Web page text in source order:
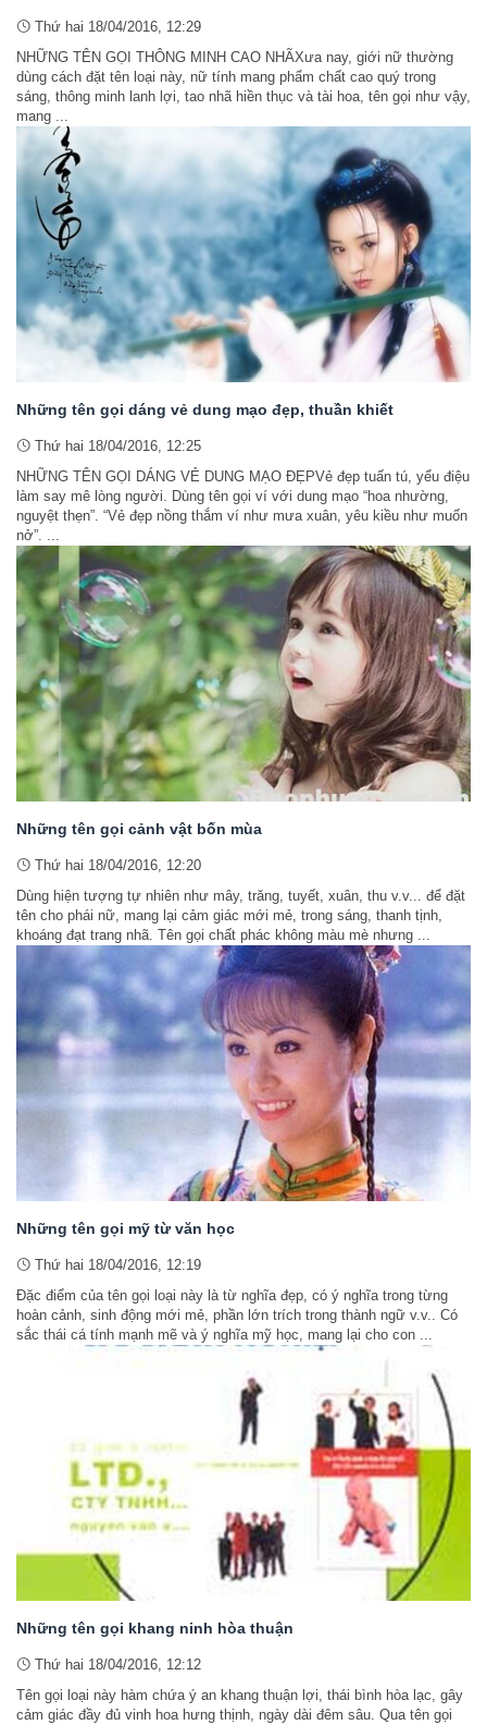
Thứ hai 18/04/2016, 12:29
NHỮNG TÊN GỌI THÔNG MINH CAO NHÃXưa nay, giới nữ thường
dùng cách đặt tên loại này, nữ tính mang phẩm chất cao quý trong
sáng, thông minh lanh lợi, tao nhã hiền thục và tài hoa, tên gọi như vậy,
mang ...
Những tên gọi dáng vẻ dung mạo đẹp, thuần khiết
Thứ hai 18/04/2016, 12:25
NHỮNG TÊN GỌI DÁNG VẺ DUNG MẠO ĐẸPVẻ đẹp tuấn tú, yểu điệu
làm say mê lòng người. Dùng tên gọi ví với dung mạo “hoa nhường,
nguyệt thẹn”. “Vẻ đẹp nồng thắm ví như mưa xuân, yêu kiều như muốn
nở”. ...
Những tên gọi cảnh vật bốn mùa
Thứ hai 18/04/2016, 12:20
Dùng hiện tượng tự nhiên như mây, trăng, tuyết, xuân, thu v.v... để đặt
tên cho phái nữ, mang lại cảm giác mới mẻ, trong sáng, thanh tịnh,
khoáng đạt trang nhã. Tên gọi chất phác không màu mè nhưng ...
Những tên gọi mỹ từ văn học
Thứ hai 18/04/2016, 12:19
Đặc điểm của tên gọi loại này là từ nghĩa đẹp, có ý nghĩa trong từng
hoàn cảnh, sinh động mới mẻ, phần lớn trích trong thành ngữ v.v.. Có
sắc thái cá tính mạnh mẽ và ý nghĩa mỹ học, mang lại cho con ...
Những tên gọi khang ninh hòa thuận
Thứ hai 18/04/2016, 12:12
Tên gọi loại này hàm chứa ý an khang thuận lợi, thái bình hòa lạc, gây
cảm giác đầy đủ vinh hoa hưng thịnh, ngày dài đêm sâu. Qua tên gọi